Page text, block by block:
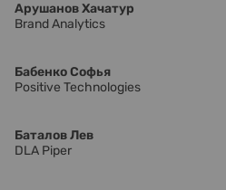
Арушанов Хачатур
Brand Analytics
Бабенко Софья
Positive Technologies
Баталов Лев
DLA Piper